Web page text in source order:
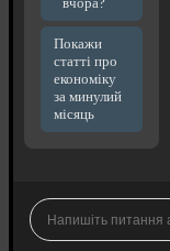
Покажи
статті про
економіку
за минулий
місяць